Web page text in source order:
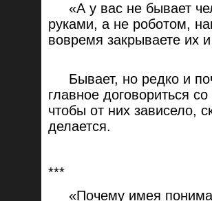
«А у вас не бывает
руками, а не роботом,
вовремя закрываете их
Бывает, но редко и
главное договориться
чтобы от них зависело,
делается.
***
«Почему имея